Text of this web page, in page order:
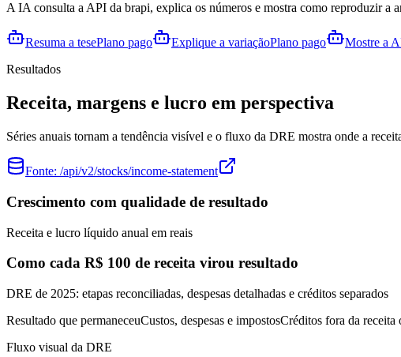
A IA consulta a API da brapi, explica os números e mostra como reproduzir a
Resuma a tesePlano pago Explique a variaçãoPlano pago Mostre a
Resultados
Receita, margens e lucro em perspectiva
Séries anuais tornam a tendência visível e o fluxo da DRE mostra onde a
Fonte: /api/v2/stocks/income-statement
Crescimento com qualidade de resultado
Receita e lucro líquido anual em reais
Como cada R$ 100 de receita virou resultado
DRE de 2025: etapas reconciliadas, despesas detalhadas e créditos separados
Resultado que permaneceuCustos, despesas e impostosCréditos fora da receita
Fluxo visual da DRE